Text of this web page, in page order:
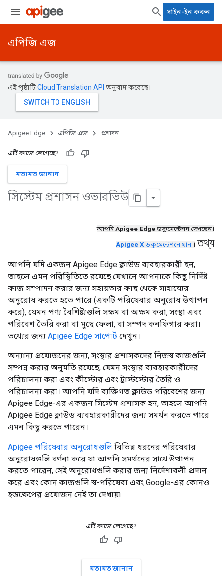
সাইন-ইন করুন
এপিজি এজ
এই পৃষ্ঠাটিCloud Translation API অনুবাদ করেছে।
Apigee Edge এপিজি এজ প্রশাসন
এটি কাজে লেগেছে?
মতামত জানান
সিস্টেম প্রশাসন ওভারভিউ
আপনিApigee Edge ডকুমেন্টেশন দেখছেন।
Apigee X ডকুমেন্টেশনে যান। তথ্য
আপনি যদি একজন Apigee Edge ক্লাউড ব্যবহারকারী হন,
তাহলে এমন পরিস্থিতিতে রয়েছে যেখানে আপনাকে কিছু নির্দিষ্ট
কাজ সম্পাদন করার জন্য সহায়তার কাছ থেকে সাহায্যের
অনুরোধ করতে হতে পারে (একটি পরিষেবার অনুরোধ উত্থাপন
করে), যেমন পণ্য বৈশিষ্ট্যগুলি সক্ষম বা অক্ষম করা, সংস্থা এবং
পরিবেশ তৈরি করা বা মুছে ফেলা, বা সম্পদ কনফিগার করা।
তথ্যের জন্য Apigee Edge সাপোর্ট দেখুন।
অন্যান্য প্রয়োজনের জন্য, সংস্থার প্রশাসকদের নিজস্ব কাজগুলি
সম্পন্ন করার অনুমতি রয়েছে, যেমন সংস্থার ব্যবহারকারীদের
পরিচালনা করা এবং কীস্টোর এবং ট্রাস্টস্টোর তৈরি ও
পরিচালনা করা। আপনি যদি ব্যক্তিগত ক্লাউড পরিবেশের জন্য
Apigee Edge-এর একজন সিস্টেম প্রশাসক হন, তাহলে আপনি
Apigee Edge ক্লাউড ব্যবহারকারীদের জন্য সমর্থন করতে পারে
এমন কিছু করতে পারেন।
Apigee পরিষেবার অনুরোধগুলি বিভিন্ন ধরনের পরিষেবার
অনুরোধগুলি বর্ণনা করে যা আপনি সমর্থনের সাথে উত্থাপন
করতে পারেন, সেই অনুরোধগুলি করার জন্য নির্দেশাবলী প্রদান
করে এবং কোন কাজগুলি স্ব-পরিষেবা এবং Google-এর কোনও
হস্তক্ষেপের প্রয়োজন নেই তা দেখায়৷
এটি কাজে লেগেছে?
মতামত জানান